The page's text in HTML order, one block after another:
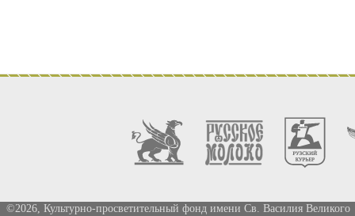
©2026, Культурно-просветительный фонд имени Св. Василия Великого